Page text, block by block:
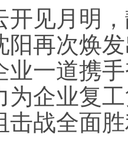
月明，
阳再次焕
业一道携
为企业复
击战全面